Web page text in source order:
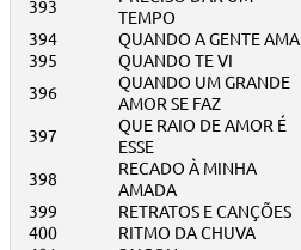
393
TEMPO
394
QUANDO A GENTE AMA
395
QUANDO TE VI
396
QUANDO UM GRANDE
AMOR SE FAZ
397
QUE RAIO DE AMOR É
ESSE
398
RECADO À MINHA
AMADA
399
RETRATOS E CANÇÕES
400
RITMO DA CHUVA